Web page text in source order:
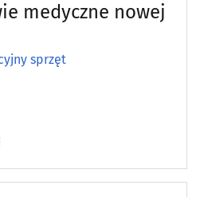
(46)
medyczne nowej
sprzęt